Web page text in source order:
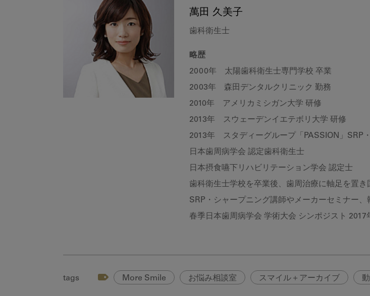
萬田 久美子
歯科衛生士
略歴
2000年 太陽歯科衛生士専門学校 卒業
2003年 森田デンタルクリニック 勤務
2010年 アメリカミシガン大学 研修
2013年 スウェーデンイエテボリ大学 研修
2013年 スタディーグループ「PASSION」SRP
日本歯周病学会 認定歯科衛生士
日本摂食嚥下リハビリテーション学会 認定士
歯科衛生士学校を卒業後、歯周治療に軸足を置
SRP・シャープニング講師やメーカーセミナー
春季日本歯周病学会 学術大会 シンポジスト
tags More Smile お悩み相談室 スマイル＋アーカイブ